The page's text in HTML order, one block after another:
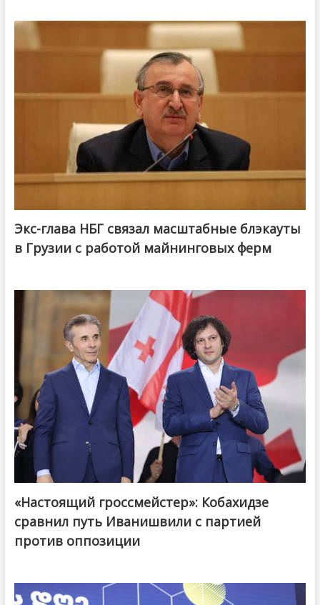
Экс-глава НБГ связал масштабные блэкауты
в Грузии с работой майнинговых ферм
@ქართული ოცნება / Georgian Dream
«Настоящий гроссмейстер»: Кобахидзе
сравнил путь Иванишвили с партией
против оппозиции